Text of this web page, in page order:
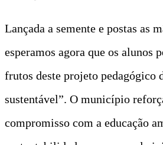
Lançada a semente e postas as
esperamos agora que os alunos
frutos deste projeto pedagógico
sustentável”. O município
compromisso com a educação